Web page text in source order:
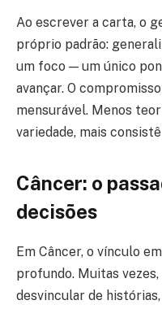
Ao escrever a carta, o
próprio padrão:
um foco — um único
avançar. O
mensurável. Menos
variedade, mais
Câncer: o
decisões
Em Câncer, o vínculo
profundo. Muitas
desvincular de